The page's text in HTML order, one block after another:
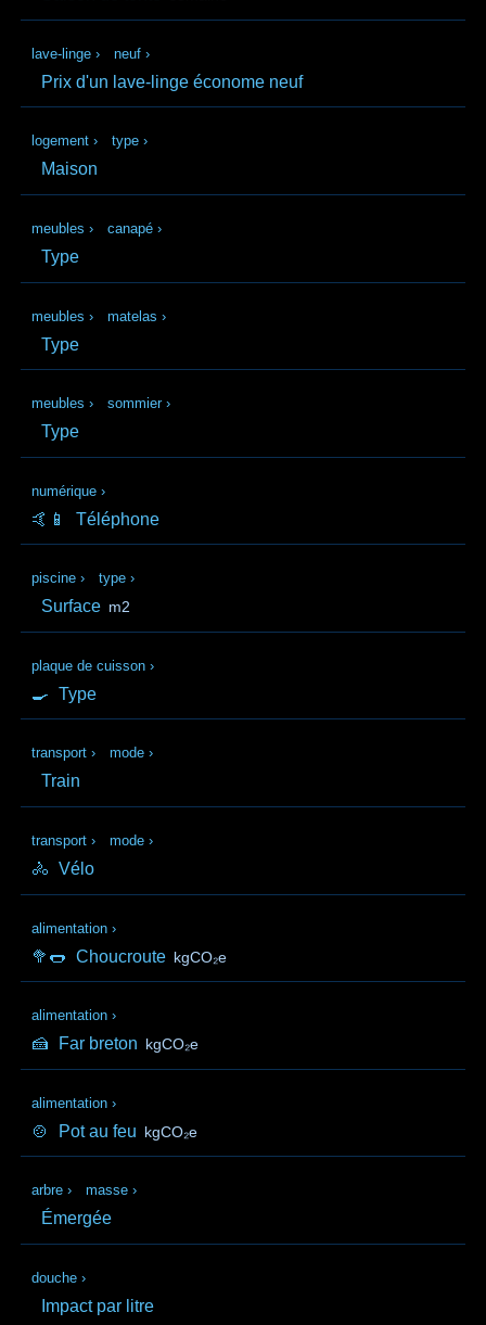
lave-linge › neuf ›
Prix d'un lave-linge économe neuf
logement › type ›
Maison
meubles › canapé ›
Type
meubles › matelas ›
Type
meubles › sommier ›
Type
numérique ›
🤙📱 Téléphone
piscine › type ›
Surface m2
plaque de cuisson ›
🍳 Type
transport › mode ›
Train
transport › mode ›
🚴 Vélo
alimentation ›
🥦🌭 Choucroute kgCO₂e
alimentation ›
🍰 Far breton kgCO₂e
alimentation ›
🍲 Pot au feu kgCO₂e
arbre › masse ›
Émergée
douche ›
Impact par litre